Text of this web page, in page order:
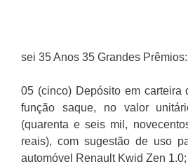
sei 35 Anos 35 Grandes Prêmios:
05 (cinco) Depósito em carteira
função saque, no valor
(quarenta e seis mil,
reais), com sugestão de uso
automóvel Renault Kwid Zen 1.0;